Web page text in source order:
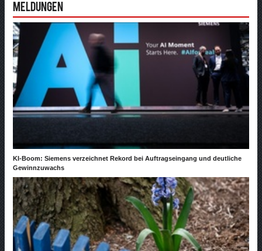
Meldungen
KI-Boom: Siemens verzeichnet Rekord bei Auftragseingang und deutliche
Gewinnzuwachs